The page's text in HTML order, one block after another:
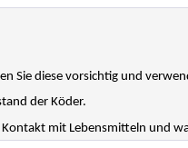
Sie diese vorsichtig und
der Köder.
mit Lebensmitteln und